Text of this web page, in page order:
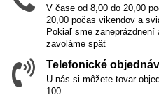
V čase od 8,00 do 20,00
20,00 počas vikendov a
Pokiaľ sme
zavoláme späť
Telefonické
U nás si môžete tovar
100